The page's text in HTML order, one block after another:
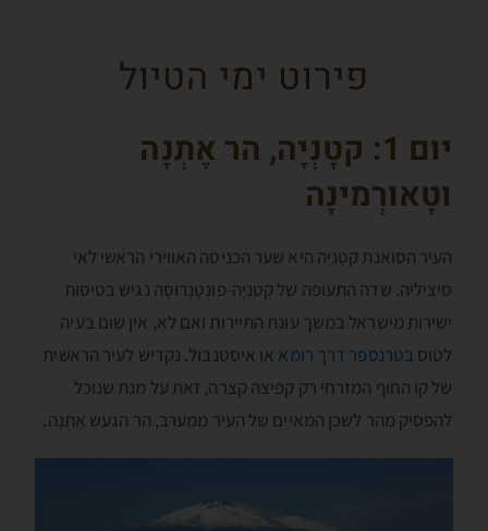
פירוט ימי הטיול
יום 1: קטָנְיָה, הר אֶתְנָה
וטָאורְמינָה
העיר הסואנת קטָנְיָה היא שער הכניסה האווירי הראשי לאי
סיציליה. שדה התעופה של קטנְיָה-פונְטָנָרוסָה נגיש בטיסות
ישירות מישראל במשך עונת התיירות ואם לא, אין שום בעיה
לטוס בטרנספר דרך רומא או איסטנבול. נקדיש לעיר הראשית
של קו החוף המזרחי רק קפיצה קצרה, זאת על מנת שנוכל
להפסיק מהר לשכן המאיים של העיר ממערב, הר הגעש אֶתְנָה.